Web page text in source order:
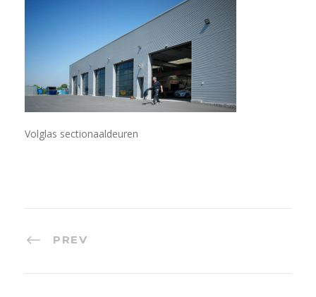
Volglas sectionaaldeuren
PREV